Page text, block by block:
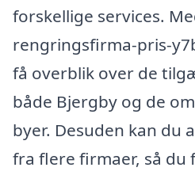
forskellige services.
rengringsfirma-pris-
få overblik over de
både Bjergby og de
byer. Desuden kan du
fra flere firmaer, så du